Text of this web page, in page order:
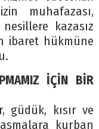
muhafazası,
kazasız
ibaret hükmüne
İÇİN BİR
güdük, kısır ve
kurban